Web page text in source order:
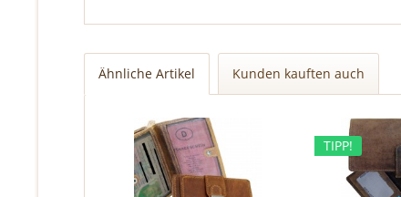
Ähnliche Artikel Kunden kauften auch
TIPP!